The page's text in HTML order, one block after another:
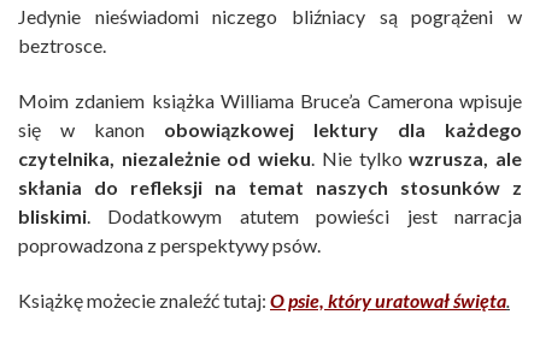
Jedynie nieświadomi niczego bliźniacy są pogrążeni w
beztrosce.
Moim zdaniem książka Williama Bruce’a Camerona wpisuje
się w kanon obowiązkowej lektury dla każdego
czytelnika, niezależnie od wieku . Nie tylkowzrusza, ale
skłania do refleksji na temat naszych stosunków z
bliskimi . Dodatkowym atutem powieści jest narracja
poprowadzona z perspektywy psów.
Książkę możecie znaleźćtutaj: O psie, który uratował święta